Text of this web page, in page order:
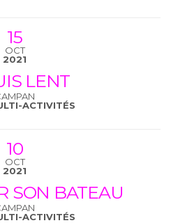
15
OCT
2021
LENT
ACTIVITÉS
10
OCT
2021
SON BATEAU
ACTIVITÉS